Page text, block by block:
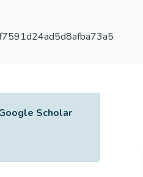
Scholar